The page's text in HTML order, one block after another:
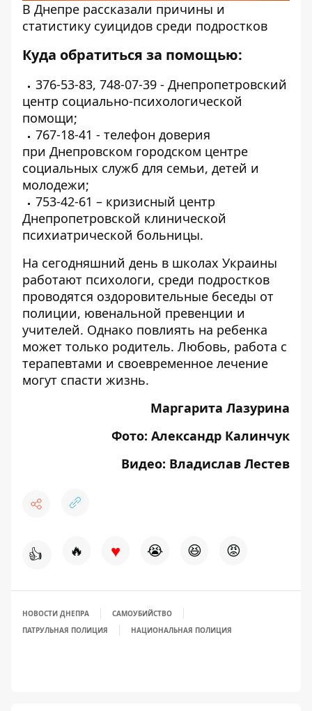
В Днепре рассказали причины и
статистику суицидов среди подростков
Куда обратиться за помощью:
376-53-83, 748-07-39 - Днепропетровский
центр социально-психологической
помощи;
767-18-41 - телефон доверия
при Днепровском городском центре
социальных служб для семьи, детей и
молодежи;
753-42-61 – кризисный центр
Днепропетровской клинической
психиатрической больницы.
На сегодняшний день в школах Украины
работают психологи, среди подростков
проводятся оздоровительные беседы от
полиции, ювенальной превенции и
учителей. Однако повлиять на ребенка
может только родитель. Любовь, работа с
терапевтами и своевременное лечение
могут спасти жизнь.
Маргарита Лазурина
Фото: Александр Калинчук
Видео: Владислав Лестев
👍 🔥 ♥ 😭 😆 😡
НОВОСТИ ДНЕПРА
САМОУБИЙСТВО
ПАТРУЛЬНАЯ ПОЛИЦИЯ
НАЦИОНАЛЬНАЯ ПОЛИЦИЯ